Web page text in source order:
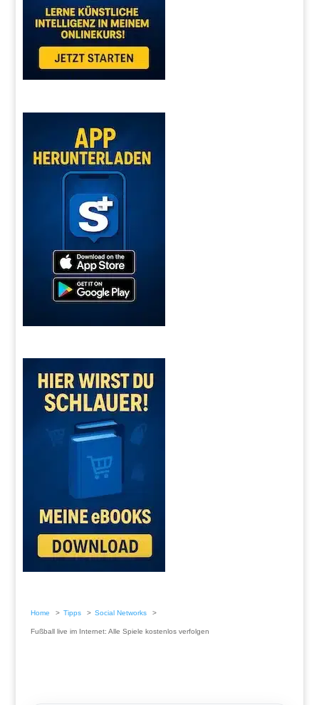
Home Tipps Social Networks
Fußball live im Internet: Alle Spiele kostenlos verfolgen